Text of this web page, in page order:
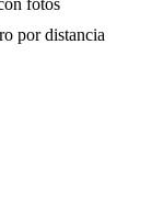
por distancia